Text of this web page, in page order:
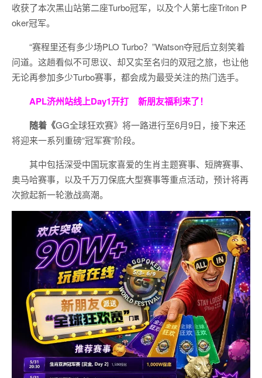
收获了本次黑山站第二座Turbo冠军，以及个人第七座Triton P
oker冠军。
“赛程里还有多少场PLO Turbo？”Watson夺冠后立刻笑着
问道。这趟看似不可思议、却又实至名归的双冠之旅，也让他
无论再参加多少Turbo赛事，都会成为最受关注的热门选手。
APL济州站线上Day1开打 新朋友福利来了！
随着《GG全球狂欢赛》将一路进行至6月9日，接下来还
将迎来一系列重磅“冠军赛”阶段。
其中包括深受中国玩家喜爱的生肖主题赛事、短牌赛事、
奥马哈赛事，以及千万刀保底大型赛事等重点活动，预计将再
次掀起新一轮激战高潮。